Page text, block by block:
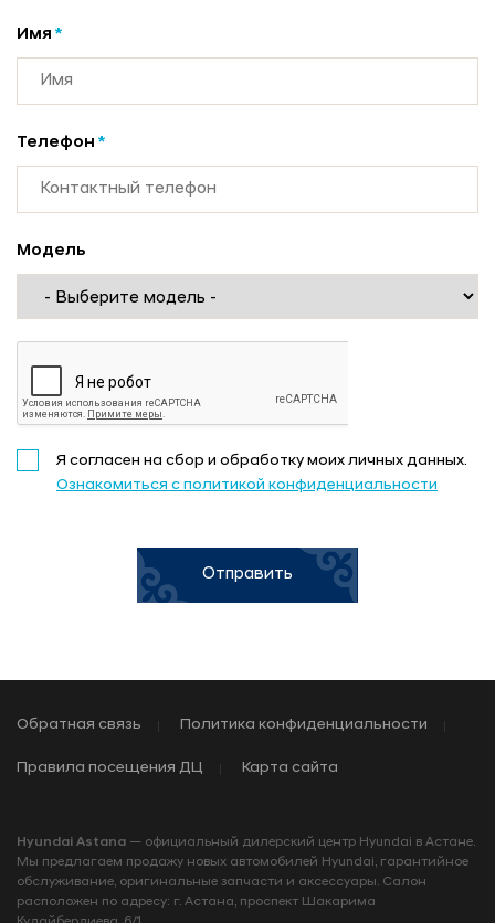
Имя *
Телефон *
Модель
Я согласен на сбор и обработку моих личных данных.
Ознакомиться с политикой конфиденциальности
Отправить
Обратная связь Политика конфиденциальности
Правила посещения ДЦ Карта сайта
Hyundai Astana — официальный дилерский центр Hyundai в Астане.
Мы предлагаем продажу новых автомобилей Hyundai, гарантийное
обслуживание, оригинальные запчасти и аксессуары. Салон
расположен по адресу: г. Астана, проспект Шакарима